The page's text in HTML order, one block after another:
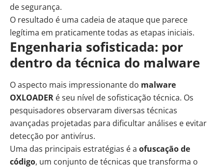
de segurança.
O resultado é uma cadeia de ataque que parece
legítima em praticamente todas as etapas iniciais.
Engenharia sofisticada: por
dentro da técnica do malware
O aspecto mais impressionante do malware
OXLOADER é seu nível de sofisticação técnica. Os
pesquisadores observaram diversas técnicas
avançadas projetadas para dificultar análises e evitar
detecção por antivírus.
Uma das principais estratégias é a ofuscação de
código, um conjunto de técnicas que transforma o